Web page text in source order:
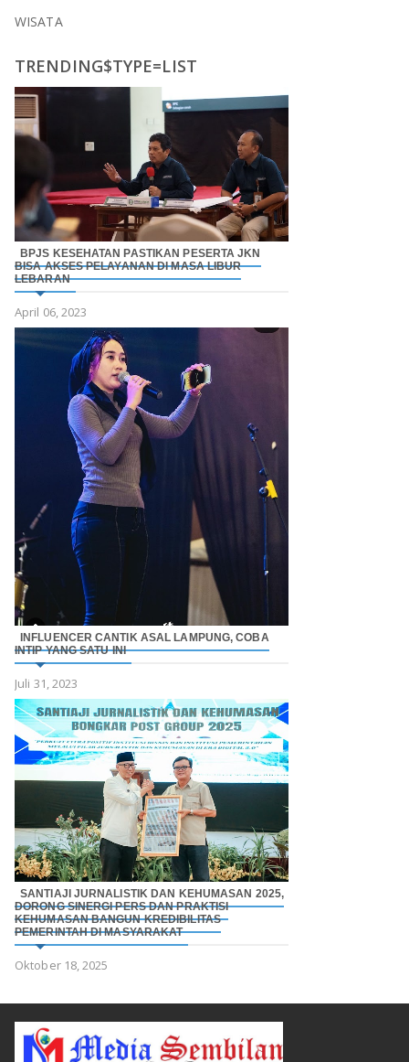
WISATA
TRENDING$TYPE=LIST
BPJS KESEHATAN PASTIKAN PESERTA JKN
BISA AKSES PELAYANAN DI MASA LIBUR
LEBARAN
April 06, 2023
INFLUENCER CANTIK ASAL LAMPUNG, COBA
INTIP YANG SATU INI
Juli 31, 2023
SANTIAJI JURNALISTIK DAN KEHUMASAN 2025,
DORONG SINERGI PERS DAN PRAKTISI
KEHUMASAN BANGUN KREDIBILITAS
PEMERINTAH DI MASYARAKAT
Oktober 18, 2025